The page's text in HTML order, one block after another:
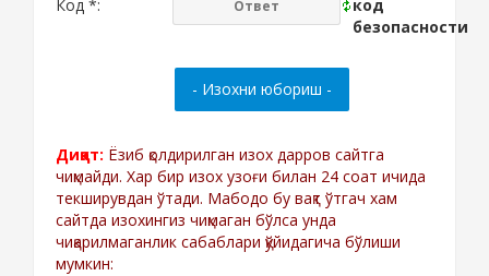
Код *:
Диққат: Ёзиб қолдирилган изох дарров сайтга
чиқмайди. Хар бир изох узоғи билан 24 соат ичида
текширувдан ўтади. Мабодо бу вақт ўтгач хам
сайтда изохингиз чиқмаган бўлса унда
чиқарилмаганлик сабаблари қўйидагича бўлиши
мумкин: